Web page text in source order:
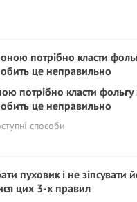
потрібно класти фольгу
це неправильно
способи